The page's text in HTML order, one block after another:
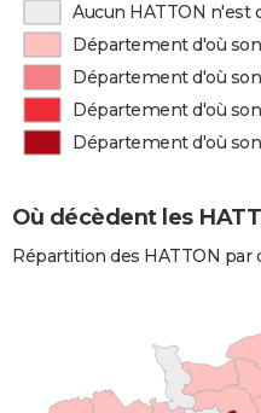
Aucun HATTON n'est
Département d'où
Département d'où
Département d'où
Département d'où
Où décèdent les
Répartition des HATTON